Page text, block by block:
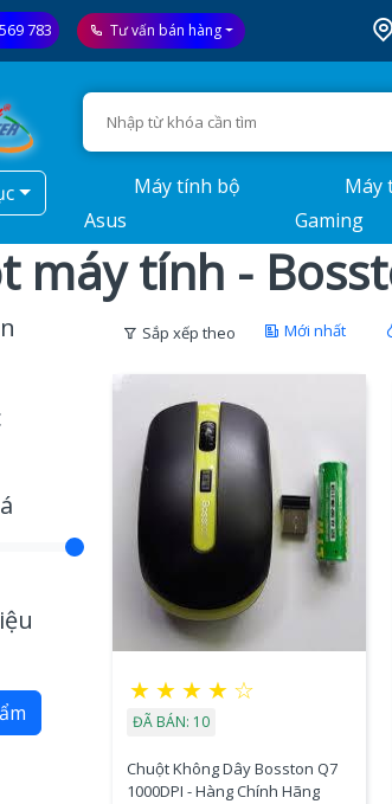
783 Tư vấn bán hàng
Máy tính bộ
Asus
Máy
Gaming
máy tính -
Sắp xếp theo Mới nhất
★ ★ ★ ★ ☆
ĐÃ BÁN: 10
Chuột Không Dây Bosston Q7
1000DPI - Hàng Chính Hãng